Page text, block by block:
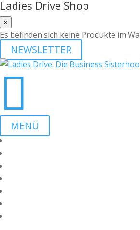
Ladies Drive Shop
×
Es befinden sich keine Produkte im
NEWSLETTER

MENÜ